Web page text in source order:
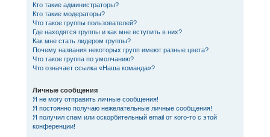
Кто такие администраторы?
Кто такие модераторы?
Что такое группы пользователей?
Где находятся группы и как мне вступить в них?
Как мне стать лидером группы?
Почему названия некоторых групп имеют разные цвета?
Что такое группа по умолчанию?
Что означает ссылка «Наша команда»?
Личные сообщения
Я не могу отправить личные сообщения!
Я постоянно получаю нежелательные личные сообщения!
Я получил спам или оскорбительный email от кого-то с этой
конференции!